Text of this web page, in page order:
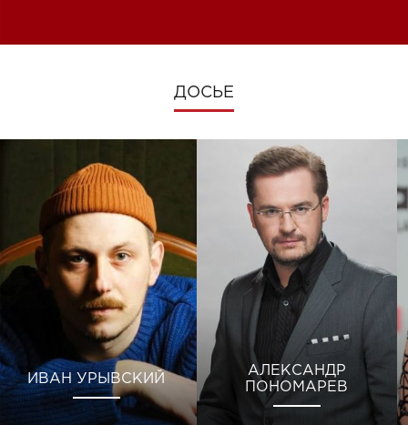
ДОСЬЕ
ИВАН УРЫВСКИЙ
АЛЕКСАНДР
ПОНОМАРЕВ